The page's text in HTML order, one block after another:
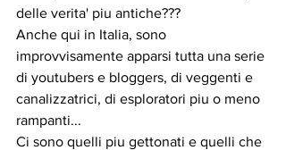
delle verita' piu antiche???
Anche qui in Italia, sono
improvvisamente apparsi tutta una serie
di youtubers e bloggers, di veggenti e
canalizzatrici, di esploratori piu o meno
rampanti...
Ci sono quelli piu gettonati e quelli che